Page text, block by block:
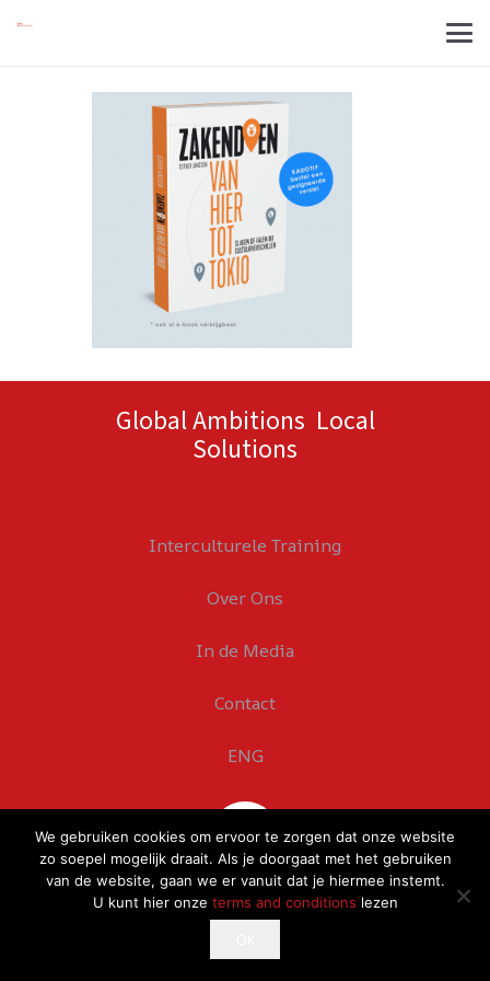
Global Ambitions Local
Solutions
Interculturele Training
Over Ons
In de Media
Contact
ENG
If you continue to use this site, you agree with it.
We gebruiken cookies om ervoor te zorgen dat onze website
zo soepel mogelijk draait. Als je doorgaat met het gebruiken
van de website, gaan we er vanuit dat je hiermee instemt.
U kunt hier onze terms and conditions lezen